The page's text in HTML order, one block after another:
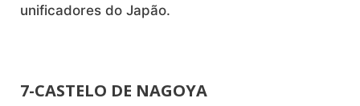
unificadores do Japão.
7-CASTELO DE NAGOYA